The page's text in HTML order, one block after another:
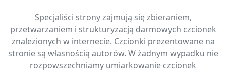
Specjaliści strony zajmują się zbieraniem,
przetwarzaniem i strukturyzacją darmowych czcionek
znalezionych w internecie. Czcionki prezentowane na
stronie są własnością autorów. W żadnym wypadku nie
rozpowszechniamy umiarkowanie czcionek